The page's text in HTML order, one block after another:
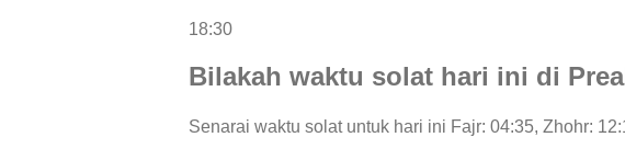
18:30
Bilakah waktu solat hari ini di
Senarai waktu solat untuk hari ini Fajr: 04:35, Zhohr: